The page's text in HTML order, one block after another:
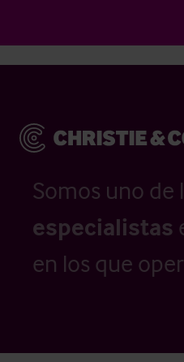
Somos uno de
especialistas
en los que